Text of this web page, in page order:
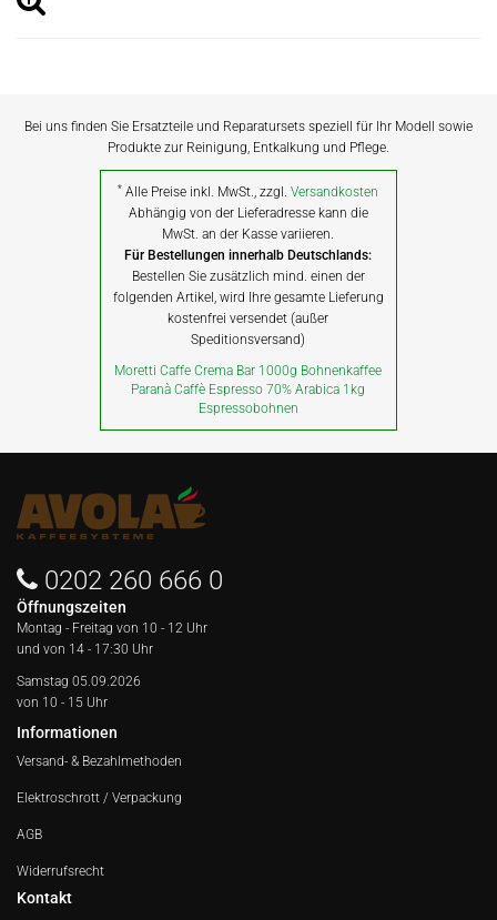
Bei uns finden Sie Ersatzteile und Reparatursets speziell für Ihr Modell sowie
Produkte zur Reinigung, Entkalkung und Pflege.
* Alle Preise inkl. MwSt., zzgl.Versandkosten
Abhängig von der Lieferadresse kann die
MwSt. an der Kasse variieren.
Für Bestellungen innerhalb Deutschlands:
Bestellen Sie zusätzlich mind. einen der
folgenden Artikel, wird Ihre gesamte Lieferung
kostenfrei versendet (außer
Speditionsversand)
Moretti Caffe Crema Bar 1000g Bohnenkaffee
Paranà Caffè Espresso 70% Arabica 1kg
Espressobohnen
0202 260 666 0
Öffnungszeiten
Montag - Freitag von 10 - 12 Uhr
und von 14 - 17:30 Uhr
Samstag 05.09.2026
von 10 - 15 Uhr
Informationen
Versand- & Bezahlmethoden
Elektroschrott / Verpackung
AGB
Widerrufsrecht
Kontakt